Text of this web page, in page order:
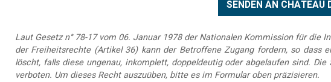
Laut Gesetz n° 78-17 vom 06. Januar 1978 der Nationalen Kommission für
der Freiheitsrechte (Artikel 36) kann der Betroffene Zugang fordern, so
löscht, falls diese ungenau, inkomplett, doppeldeutig oder abgelaufen sind.
verboten. Um dieses Recht auszuüben, bitte es im Formular oben präzisieren.